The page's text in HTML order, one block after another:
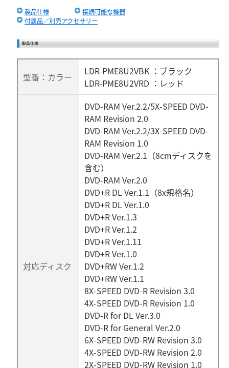
製品仕様
接続可能な機器
付属品／別売アクセサリー
型番：カラー
LDR-PME8U2VBK ：ブラック
LDR-PME8U2VRD ：レッド
対応ディスク
DVD-RAM Ver.2.2/5X-SPEED DVD-
RAM Revision 2.0
DVD-RAM Ver.2.2/3X-SPEED DVD-
RAM Revision 1.0
DVD-RAM Ver.2.1（8cmディスクを
含む）
DVD-RAM Ver.2.0
DVD+R DL Ver.1.1（8x規格名）
DVD+R DL Ver.1.0
DVD+R Ver.1.3
DVD+R Ver.1.2
DVD+R Ver.1.11
DVD+R Ver.1.0
DVD+RW Ver.1.2
DVD+RW Ver.1.1
8X-SPEED DVD-R Revision 3.0
4X-SPEED DVD-R Revision 1.0
DVD-R for DL Ver.3.0
DVD-R for General Ver.2.0
6X-SPEED DVD-RW Revision 3.0
4X-SPEED DVD-RW Revision 2.0
2X-SPEED DVD-RW Revision 1.0